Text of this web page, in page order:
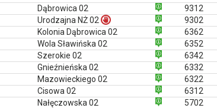
Dąbrowica 02
9312
Urodzajna NŻ 02
9302
Kolonia Dąbrowica 02
6362
Wola Sławińska 02
6352
Szerokie 02
6342
Gnieźnieńska 02
6332
Mazowieckiego 02
6322
Cisowa 02
6312
Nałęczowska 02
5702